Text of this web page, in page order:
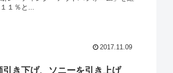
１％と...
2017.11.09
き下げ、ソニーを引き上げ